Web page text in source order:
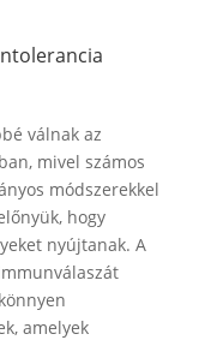
válnak az
mivel számos
módszerekkel
hogy
nyújtanak. A
amelyek